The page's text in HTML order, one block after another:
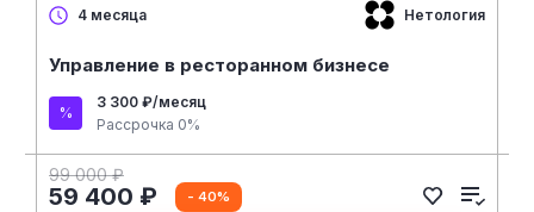
4 месяца Нетология
Управление в ресторанном бизнесе
3 300 ₽/месяц
Рассрочка 0%
99 000 ₽
59 400 ₽ - 40%